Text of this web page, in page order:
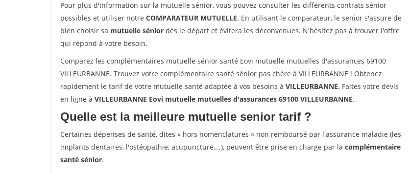
Pour plus d'information sur la mutuelle sénior, vous pouvez consulter les différents contrats sénior
possibles et utiliser notre COMPARATEUR MUTUELLE. En utilisant le comparateur, le senior s'assure de
bien choisir sa mutuelle sénior dès le départ et évitera les déconvenues. N'hésitez pas à trouver l'offre
qui répond à votre besoin.
Comparez les complémentaires mutuelle sénior santé Eovi mutuelle mutuelles d'assurances 69100
VILLEURBANNE. Trouvez votre complémentaire santé sénior pas chère à VILLEURBANNE ! Obtenez
rapidement le tarif de votre mutuelle santé adaptée à vos besoins à VILLEURBANNE. Faites votre devis
en ligne à VILLEURBANNE Eovi mutuelle mutuelles d'assurances 69100 VILLEURBANNE.
Quelle est la meilleure mutuelle senior tarif ?
Certaines dépenses de santé, dites « hors nomenclatures » non remboursé par l'assurance maladie (les
implants dentaires, l'ostéopathie, acupuncture,...), peuvent être prise en charge par la complémentaire
santé sénior.